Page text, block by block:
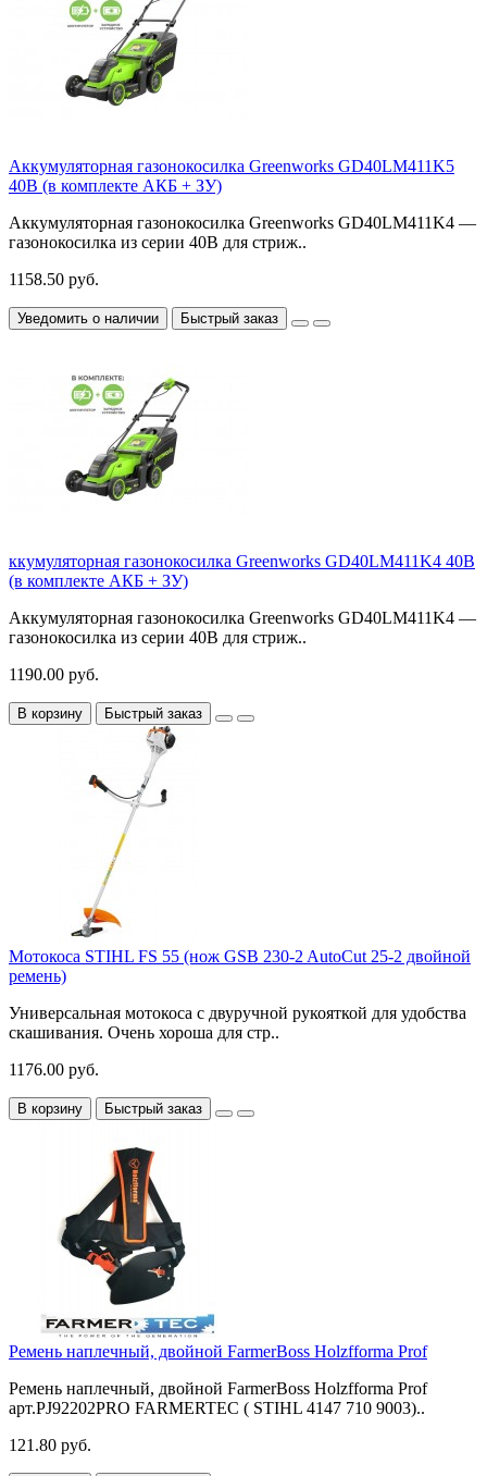
Аккумуляторная газонокосилка Greenworks GD40LM411K5
40В (в комплекте АКБ + ЗУ)
Аккумуляторная газонокосилка Greenworks GD40LM411K4 —
газонокосилка из серии 40В для стриж..
1158.50 руб.
Уведомить о наличии Быстрый заказ
ккумуляторная газонокосилка Greenworks GD40LM411K4 40В
(в комплекте АКБ + ЗУ)
Аккумуляторная газонокосилка Greenworks GD40LM411K4 —
газонокосилка из серии 40В для стриж..
1190.00 руб.
В корзину Быстрый заказ
Мотокоса STIHL FS 55 (нож GSB 230-2 AutoCut 25-2 двойной
ремень)
Универсальная мотокоса с двуручной рукояткой для удобства
скашивания. Очень хороша для стр..
1176.00 руб.
В корзину Быстрый заказ
Ремень наплечный, двойной FarmerBoss Holzfforma Prof
Ремень наплечный, двойной FarmerBoss Holzfforma Prof
арт.PJ92202PRO FARMERTEC ( STIHL 4147 710 9003)..
121.80 руб.